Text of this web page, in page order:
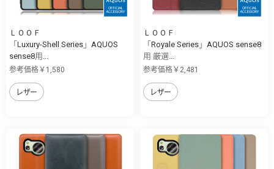
ＬＯＯＦ
「Luxury-Shell Series」AQUOS
sense8用...
参考価格￥1,580
レザー
ＬＯＯＦ
「Royale Series」AQUOS sense8
用 厳選...
参考価格￥2,481
レザー